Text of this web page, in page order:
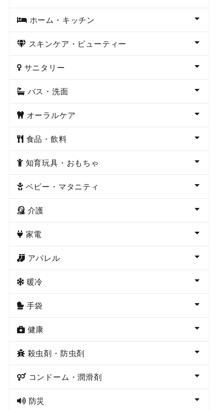
ホーム・キッチン
スキンケア・ビューティー
サニタリー
バス・洗面
オーラルケア
食品・飲料
知育玩具・おもちゃ
ベビー・マタニティ
介護
家電
アパレル
暖冷
手袋
健康
殺虫剤・防虫剤
コンドーム・潤滑剤
防災